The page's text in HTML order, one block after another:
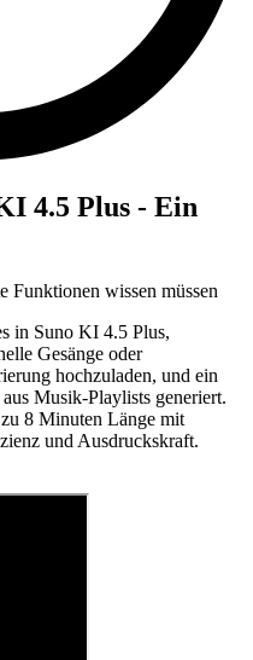
4.5 Plus - Ein
Funktionen wissen müssen
in Suno KI 4.5 Plus,
Gesänge oder
hochzuladen, und ein
Musik-Playlists generiert.
8 Minuten Länge mit
und Ausdruckskraft.